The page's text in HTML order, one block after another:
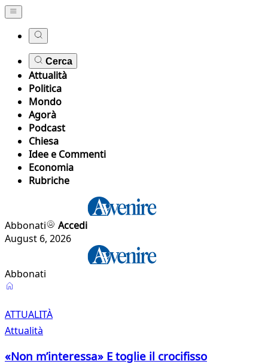
Cerca
Attualità
Politica
Mondo
Agorà
Podcast
Chiesa
Idee e Commenti
Economia
Rubriche
Abbonati
Accedi
August 6, 2026
Abbonati
Attualità
ATTUALITÀ
Attualità
«Non m’interessa» E toglie il crocifisso